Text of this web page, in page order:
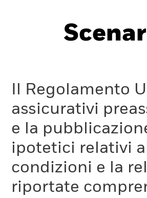
Il Regolamento
assicurativi
e la
ipotetici relativi
condizioni e la
riportate